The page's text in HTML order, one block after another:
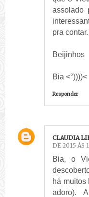
assolado
pra
Beijinhos
Bia <°))))<
Responder
CLAUDIA
DE 2015 ÀS
Bia, o
há muitos
adoro).